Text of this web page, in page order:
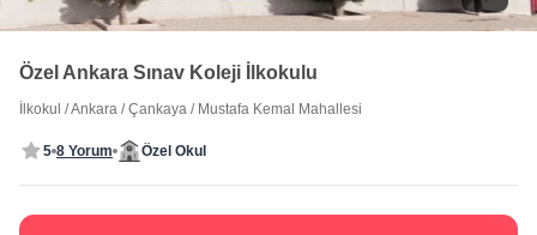
Özel Ankara Sınav Koleji İlkokulu
İlkokul /Ankara /Çankaya / Mustafa Kemal Mahallesi
5 8 Yorum Özel Okul